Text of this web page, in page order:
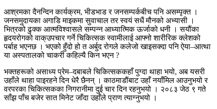
आश्रमका दैनन्दिन कार्यक्रम, भीडभाड र जनसम्पर्कबीच पनि असम्पृक्त ।
जनसमुदायका अगाडि माइकमा सुवाचाल तर स्वयं सधैं मौनको अभ्यासी ।
भित्रको ढुक्क आत्मविश्वासले सम्पन्न आध्यात्मिक ऊर्जाको धनी । सयौंका
हृदयरोगको वाक्उपचार गर्ने चिकित्सक स्वामीलाई आफ्नो शारीरिक क्लेशको
पर्बाह भएनछ । भएको हुँदो हो त अर्बुद रोगले कलेजो खाइसक्दा पनि ऐया–आत्था
या अस्पतालको चाकरी कहिल्यै किन भएन ?
भक्तहरूको असाध्य प्रेम–दबाबले चिकित्सककहाँ पुग्दा थाहा भयो, अब यसरी
उहाँले थाहा पाइरहने दिन धेरै छैनन् । काठमाडौंबाट उहाँ नयाँमिल आउनुभयो र
वरपरका चिकित्सकका निगरानीमा दुई चार दिन रहनुभयो । २०८३ जेठ ९ गते
साँझ पाँच बजेर सात मिनेट जाँदा उहाँले प्राण त्याग्नुभयो ।